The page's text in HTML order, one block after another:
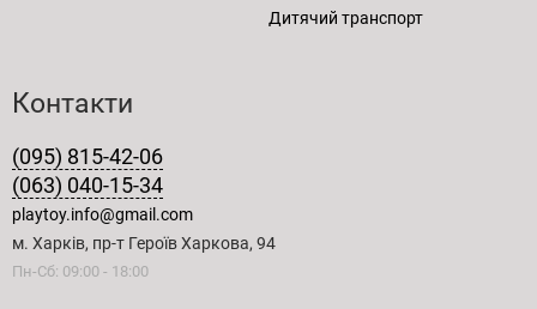
Дитячий транспорт
Контакти
(095) 815-42-06
(063) 040-15-34
playtoy.info@gmail.com
м. Харків, пр-т Героїв Харкова, 94
Пн-Сб: 09:00 - 18:00